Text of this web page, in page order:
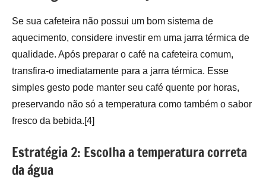
Se sua cafeteira não possui um bom sistema de
aquecimento, considere investir em uma jarra térmica de
qualidade. Após preparar o café na cafeteira comum,
transfira-o imediatamente para a jarra térmica. Esse
simples gesto pode manter seu café quente por horas,
preservando não só a temperatura como também o sabor
fresco da bebida.[4]
Estratégia 2: Escolha a temperatura correta
da água